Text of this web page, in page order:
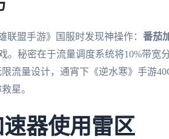
联盟手游》国服时发现神操作： 番茄
。秘密在于流量调度系统将10%带宽
流量设计，通宵下《逆水寒》手游
星。
器使用雷区